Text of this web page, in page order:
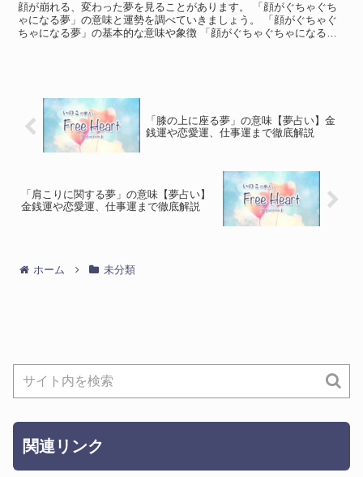
顔が崩れる、変わった夢を見ることがあります。 「顔がぐちゃぐち
ゃになる夢」の意味と運勢を調べていきましょう。 「顔がぐちゃぐ
ちゃになる夢」の基本的な意味や象徴 「顔がぐちゃぐちゃになる
「膝の上に座る夢」の意味【夢占い】金
銭運や恋愛運、仕事運まで徹底解説
「肩こりに関する夢」の意味【夢占い】
金銭運や恋愛運、仕事運まで徹底解説
ホーム 未分類
関連リンク